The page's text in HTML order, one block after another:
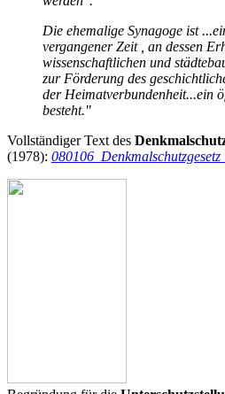
Die ehemalige Synagoge ist
vergangener Zeit , an dessen
wissenschaftlichen und
zur Förderung des
der Heimatverbundenheit...ein
besteht."
Vollständiger Text des
(1978):